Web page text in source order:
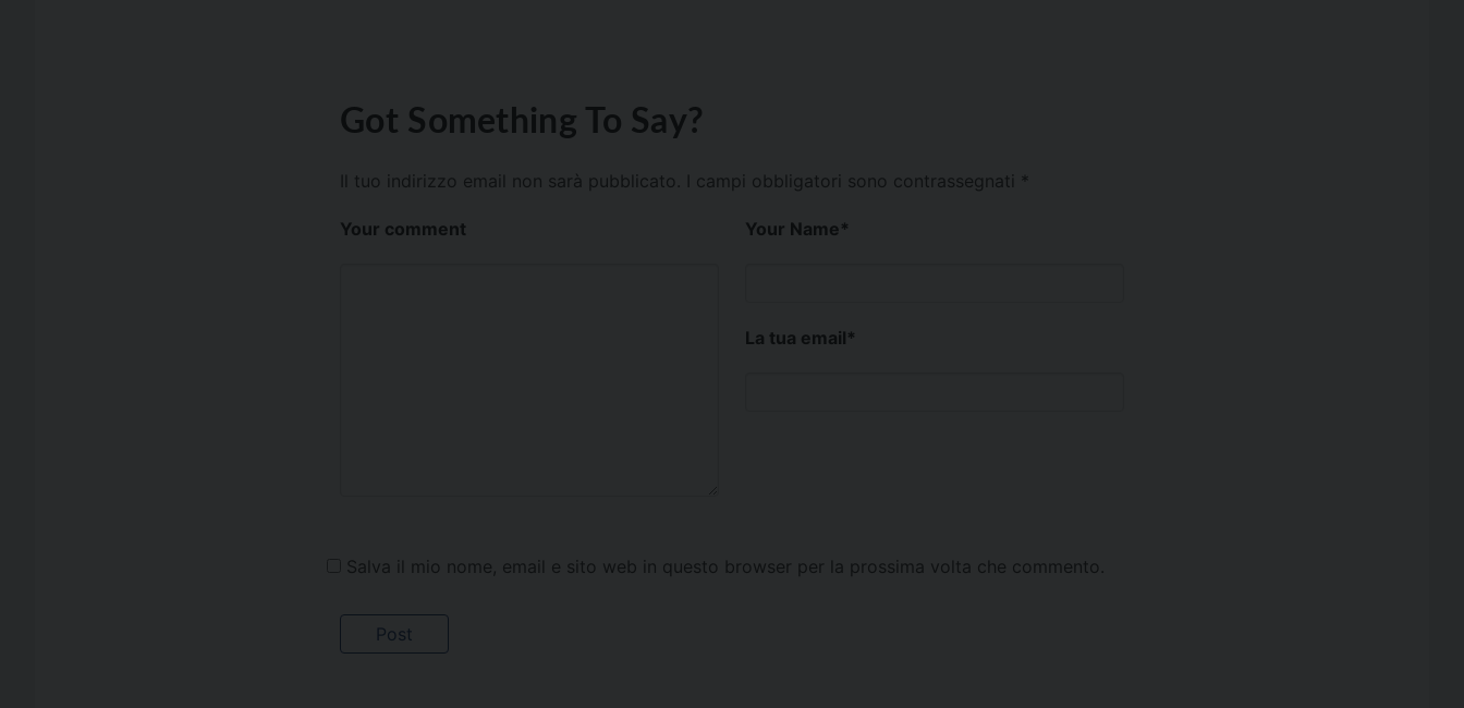
Got Something To Say?
Il tuo indirizzo email non sarà pubblicato. I campi obbligatori sono contrassegnati *
Your comment Your Name*
La tua email*
Salva il mio nome, email e sito web in questo browser per la prossima volta che commento.